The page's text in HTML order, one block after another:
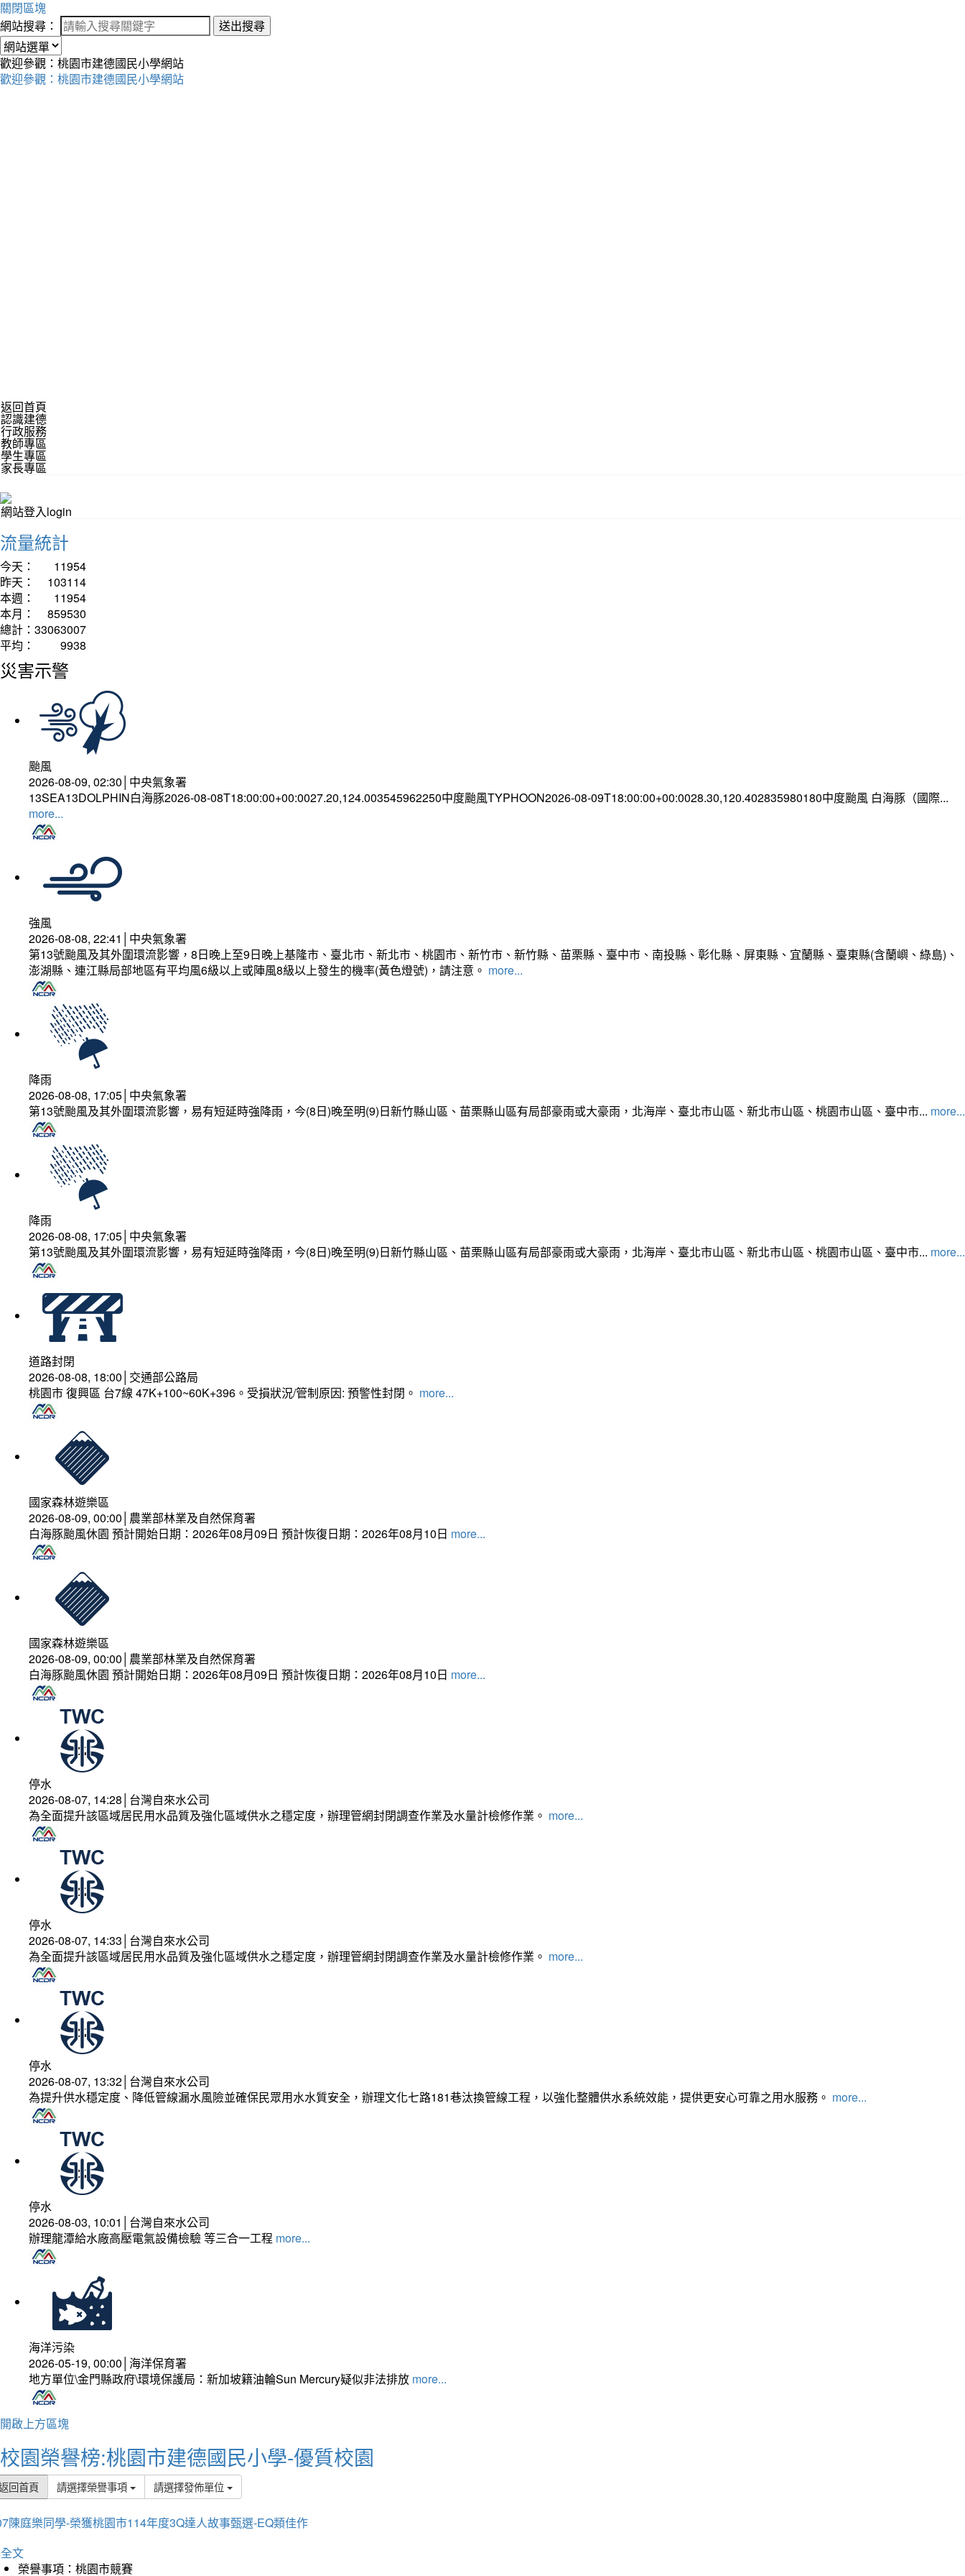
關閉區塊
網站搜尋：
送出搜尋
歡迎參觀：桃園市建德國民小學網站
歡迎參觀：桃園市建德國民小學網站
返回首頁
認識建德
行政服務
教師專區
學生專區
家長專區
網站登入login
流量統計
今天：
11954
昨天：
103114
本週：
11954
本月：
859530
總計： 33063007
平均：
9938
災害示警
颱風
2026-08-09, 02:30│中央氣象署
13SEA13DOLPHIN白海豚2026-08-08T18:00:00+00:0027.20,124.003545962250中度颱風TYPHOON2026-08-09T18:00:00+00:0028.30,120.402835980180中度颱風 白海豚（國際...
more...
強風
2026-08-08, 22:41│中央氣象署
第13號颱風及其外圍環流影響，8日晚上至9日晚上基隆市、臺北市、新北市、桃園市、新竹市、新竹縣、苗栗縣、臺中市、南投縣、彰化縣、屏東縣、宜蘭縣、臺東縣(含蘭嶼、綠島)、
澎湖縣、連江縣局部地區有平均風6級以上或陣風8級以上發生的機率(黃色燈號)，請注意。 more...
降雨
2026-08-08, 17:05│中央氣象署
第13號颱風及其外圍環流影響，易有短延時強降雨，今(8日)晚至明(9)日新竹縣山區、苗栗縣山區有局部豪雨或大豪雨，北海岸、臺北市山區、新北市山區、桃園市山區、臺中市... more...
降雨
2026-08-08, 17:05│中央氣象署
第13號颱風及其外圍環流影響，易有短延時強降雨，今(8日)晚至明(9)日新竹縣山區、苗栗縣山區有局部豪雨或大豪雨，北海岸、臺北市山區、新北市山區、桃園市山區、臺中市... more...
道路封閉
2026-08-08, 18:00│交通部公路局
桃園市 復興區 台7線 47K+100~60K+396。受損狀況/管制原因: 預警性封閉。 more...
國家森林遊樂區
2026-08-09, 00:00│農業部林業及自然保育署
白海豚颱風休園 預計開始日期：2026年08月09日 預計恢復日期：2026年08月10日 more...
國家森林遊樂區
2026-08-09, 00:00│農業部林業及自然保育署
白海豚颱風休園 預計開始日期：2026年08月09日 預計恢復日期：2026年08月10日 more...
停水
2026-08-07, 14:28│台灣自來水公司
為全面提升該區域居民用水品質及強化區域供水之穩定度，辦理管網封閉調查作業及水量計檢修作業。 more...
停水
2026-08-07, 14:33│台灣自來水公司
為全面提升該區域居民用水品質及強化區域供水之穩定度，辦理管網封閉調查作業及水量計檢修作業。 more...
停水
2026-08-07, 13:32│台灣自來水公司
為提升供水穩定度、降低管線漏水風險並確保民眾用水水質安全，辦理文化七路181巷汰換管線工程，以強化整體供水系統效能，提供更安心可靠之用水服務。 more...
停水
2026-08-03, 10:01│台灣自來水公司
辦理龍潭給水廠高壓電氣設備檢驗 等三合一工程 more...
海洋污染
2026-05-19, 00:00│海洋保育署
地方單位\金門縣政府\環境保護局：新加坡籍油輪Sun Mercury疑似非法排放 more...
開啟上方區塊
校園榮譽榜:桃園市建德國民小學-優質校園
回首頁 請選擇榮譽事項 請選擇發佈單位
陳庭樂同學-榮獲桃園市114年度3Q達人故事甄選-EQ類佳作
文
榮譽事項：桃園市競賽